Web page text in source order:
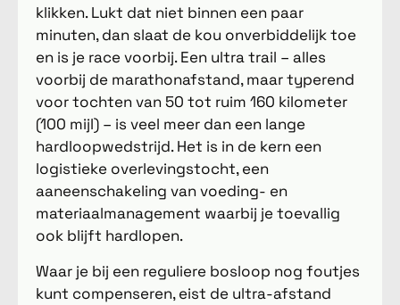
klikken. Lukt dat niet binnen een paar
minuten, dan slaat de kou onverbiddelijk toe
en is je race voorbij. Een ultra trail – alles
voorbij de marathonafstand, maar typerend
voor tochten van 50 tot ruim 160 kilometer
(100 mijl) – is veel meer dan een lange
hardloopwedstrijd. Het is in de kern een
logistieke overlevingstocht, een
aaneenschakeling van voeding- en
materiaalmanagement waarbij je toevallig
ook blijft hardlopen.
Waar je bij een reguliere bosloop nog foutjes
kunt compenseren, eist de ultra-afstand